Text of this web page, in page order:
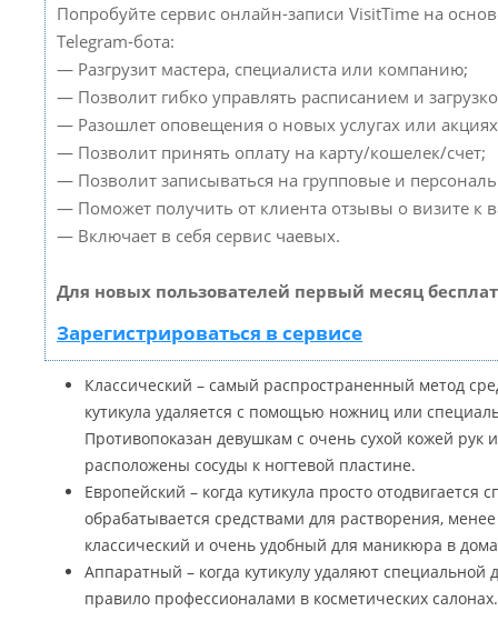
Попробуйте сервис онлайн-записи VisitTime на
Telegram-бота:
— Разгрузит мастера, специалиста или компанию;
— Позволит гибко управлять расписанием и
— Разошлет оповещения о новых услугах или
— Позволит принять оплату на карту/кошелек/счет;
— Позволит записываться на групповые и
— Поможет получить от клиента отзывы о визите к
— Включает в себя сервис чаевых.
Для новых пользователей первый месяц
Зарегистрироваться в сервисе
Классический – самый распространенный метод
кутикула удаляется с помощью ножниц или
Противопоказан девушкам с очень сухой кожей рук
расположены сосуды к ногтевой пластине.
Европейский – когда кутикула просто отодвигается
обрабатывается средствами для растворения,
классический и очень удобный для маникюра в
Аппаратный – когда кутикулу удаляют специальной
правило профессионалами в косметических салонах.